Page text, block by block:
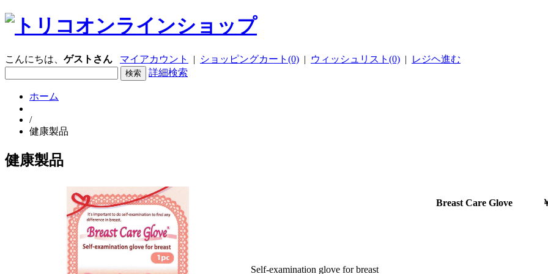
こんにちは、 ゲストさん マイアカウント | ショッピングカート(0) | ウィッシュリスト(0) |
レジヘ進む
詳細検索
ホーム
/
健康製品
健康製品
Breast Care Glove ￥
Self-examination glove for breast